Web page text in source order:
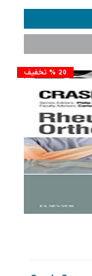
20 % تخفیف